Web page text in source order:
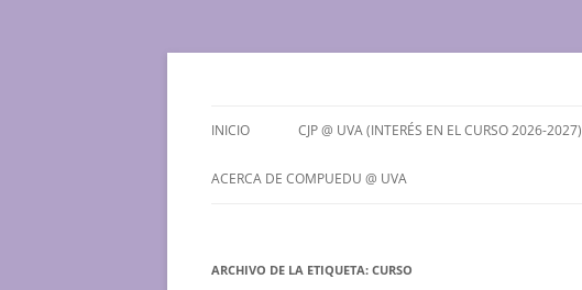
Saltar
INICIO CJP @ UVA (INTERÉS EN EL CURSO 2026-2027)
¿QUÉ ES EL CJP @ UVA?
ACERCA DE COMPUEDU @ UVA
CONTACTO
ARCHIVO DE LA ETIQUETA: CURSO